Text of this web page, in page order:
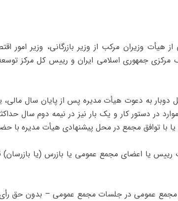
از هیأت وزیران مرکب از وزیر بازرگانی، وزیر امور
مرکزی جمهوری اسلامی ایران و رییس کل مرکز
دوبار به دعوت هیأت مدیره پس از پایان سال
در دستور کار و یک بار نیز در نیمه دوم سال
یا با توافق مجمع در محل پیشنهادی هیأت مدیره
رییس یا اعضای مجمع عمومی یا بازرس (‌یا
مجمع عمومی در جلسات مجمع عمومی – بدون حق